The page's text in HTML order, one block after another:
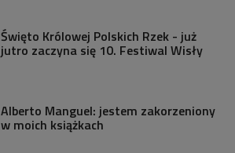
Święto Królowej Polskich Rzek - już
jutro zaczyna się 10. Festiwal Wisły
Alberto Manguel: jestem zakorzeniony
w moich książkach